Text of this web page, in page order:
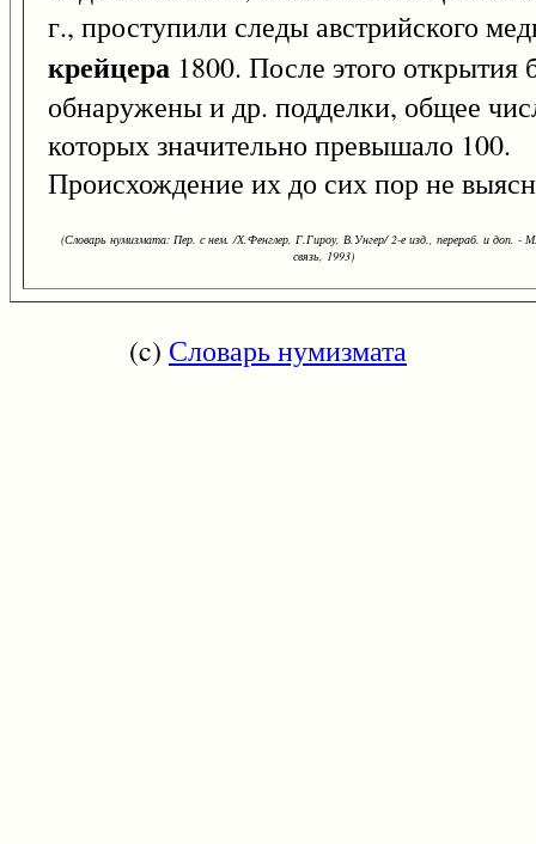
г., проступили следы австрийского
крейцера 1800. После этого открытия
обнаружены и др. подделки, общее
которых значительно превышало 100.
Происхождение их до сих пор не
(Словарь нумизмата: Пер. с нем. /Х.Фенглер, Г.Гироу, В.Унгер/ 2-е изд., перераб. и доп. -
связь, 1993)
(c) Словарь нумизмата